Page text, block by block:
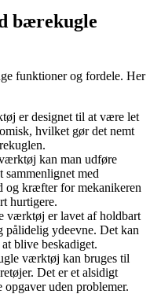
bærekugle
funktioner og fordele. Her
er designet til at være let
hvilket gør det nemt
kan man udføre
sammenlignet med
og kræfter for mekanikeren
hurtigere.
værktøj er lavet af holdbart
pålidelig ydeevne. Det kan
blive beskadiget.
værktøj kan bruges til
Det er et alsidigt
uden problemer.